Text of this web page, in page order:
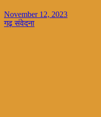
November 12, 2023
गढ़ संवेदना